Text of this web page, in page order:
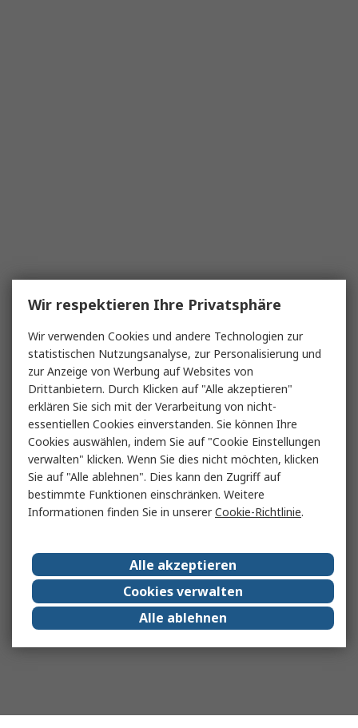
Wir respektieren Ihre Privatsphäre
Wir verwenden Cookies und andere Technologien zur
statistischen Nutzungsanalyse, zur Personalisierung und
zur Anzeige von Werbung auf Websites von
Drittanbietern. Durch Klicken auf "Alle akzeptieren"
erklären Sie sich mit der Verarbeitung von nicht-
essentiellen Cookies einverstanden. Sie können Ihre
Cookies auswählen, indem Sie auf "Cookie Einstellungen
verwalten" klicken. Wenn Sie dies nicht möchten, klicken
Sie auf "Alle ablehnen". Dies kann den Zugriff auf
bestimmte Funktionen einschränken. Weitere
Informationen finden Sie in unsererCookie-Richtlinie.
Alle akzeptieren
Cookies verwalten
Alle ablehnen